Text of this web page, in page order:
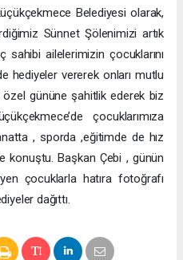
Belediyesi olarak,
Sünnet Şölenimizi artık
ailelerimizin çocuklarını
hediyeler vererek onları mutlu
özel gününe şahitlik ederek biz
çocuklarımıza
, sporda ,eğitimde de hız
konuştu. Başkan Çebi , günün
çocuklarla hatıra fotoğrafı
dağıttı.